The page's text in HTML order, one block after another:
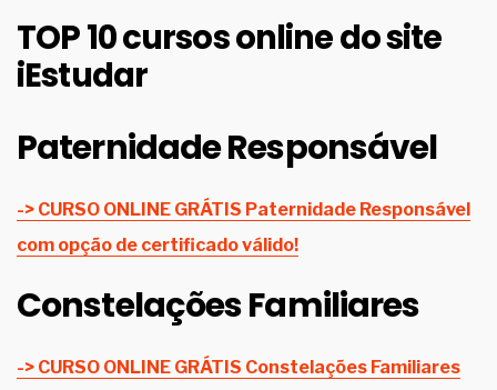
TOP 10 cursos online do site
iEstudar
Paternidade Responsável
-> CURSO ONLINE GRÁTIS Paternidade Responsável
com opção de certificado válido!
Constelações Familiares
-> CURSO ONLINE GRÁTIS Constelações Familiares